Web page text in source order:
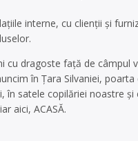
interne, cu clienţii şi
cu dragoste faţă de câmpul
în Ţara Silvaniei, poarta
în satele copilăriei noastre şi
aici, ACASĂ.